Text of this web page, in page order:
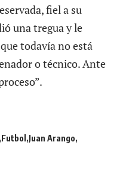
fiel a su
una tregua y le
todavía no está
o técnico. Ante
Futbol Juan Arango